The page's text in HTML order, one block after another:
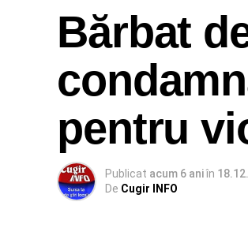
Bărbat
pentru
Publicat acum 6 aniîn
De Cugir INFO